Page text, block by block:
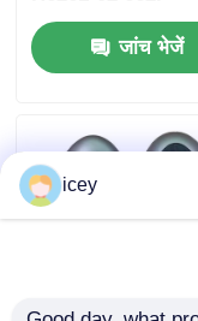
होम
वीडियो
SKEA7D03
जांच भेजें
icey